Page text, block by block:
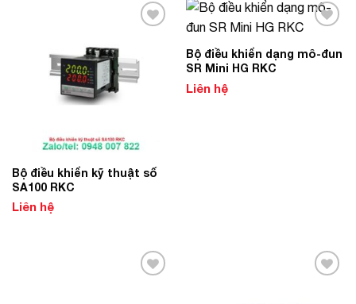
Bộ điều khiển kỹ thuật số
SA100 RKC
Liên hệ
Wishlist
Bộ điều khiển dạng mô-đun
SR Mini HG RKC
Liên hệ